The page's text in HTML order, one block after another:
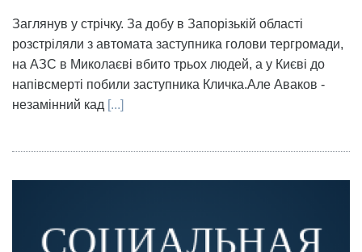
Заглянув у стрічку. За добу в Запорізькій області
розстріляли з автомата заступника голови тергромади,
на АЗС в Миколаєві вбито трьох людей, а у Києві до
напівсмерті побили заступника Кличка.Але Аваков -
незамінний кад [...]